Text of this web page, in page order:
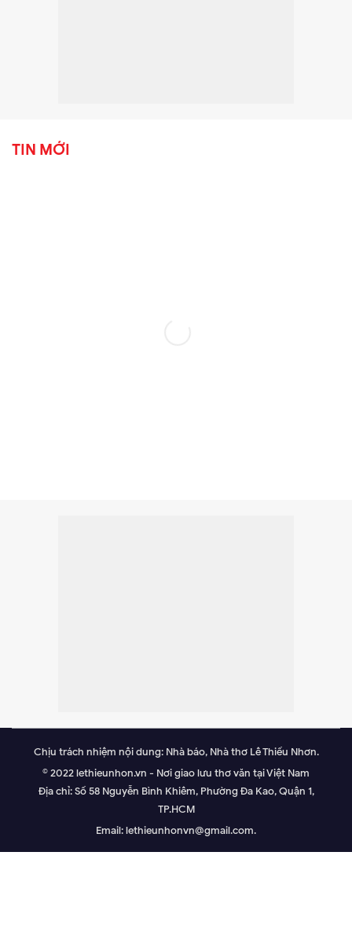
TIN MỚI
Chịu trách nhiệm nội dung: Nhà báo, Nhà thơ Lê Thiếu Nhơn.
© 2022 lethieunhon.vn - Nơi giao lưu thơ văn tại Việt Nam
Địa chỉ: Số 58 Nguyễn Bình Khiêm, Phường Đa Kao, Quận 1,
TP.HCM
Email: lethieunhonvn@gmail.com.